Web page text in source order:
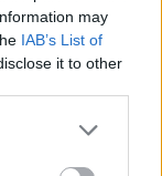
may
IAB’s List of
it to other
more Google
may click to
Lászlóné
ezt
törvény